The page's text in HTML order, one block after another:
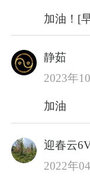
加油！[
静茹
2023年
加油
迎春云
2022年